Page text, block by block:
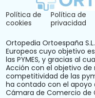
Política de
cookies
Política de
privacidad
Ortopedia Ortoespaña
Europeos cuyo objetivo
las PYMES, y gracias al
Acción con el objetivo de
competitividad de las
ha contado con el apoyo
Cámara de Comercio de